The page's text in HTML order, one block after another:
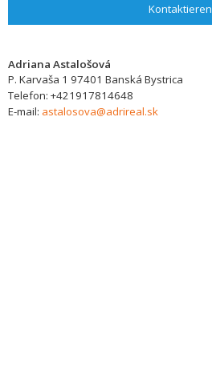
Kontaktieren
Adriana Astalošová
P. Karvaša 1 97401 Banská Bystrica
Telefon: +421917814648
E-mail: astalosova@adrireal.sk